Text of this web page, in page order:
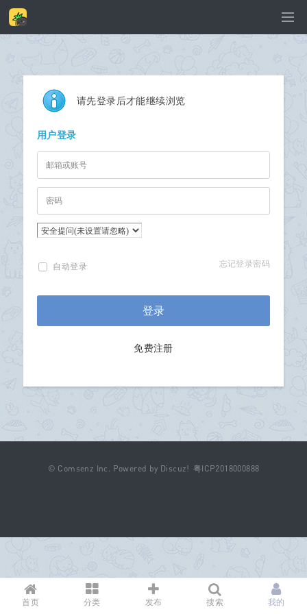
请先登录后才能继续浏览
用户登录
自动登录 忘记登录密码
登录
免费注册
首页 分类 发布 搜索 我的
© Comsenz Inc. Powered by Discuz! 粤ICP2018000888